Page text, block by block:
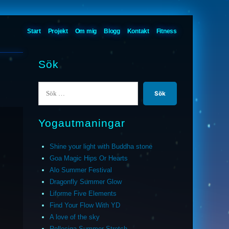
Start Projekt Om mig Blogg Kontakt Fitness
Sök
Yogautmaningar
Shine your light with Buddha stone
Goa Magic Hips Or Hearts
Alo Summer Festival
Dragonfly Summer Glow
Liforme Five Elements
Find Your Flow With YD
A love of the sky